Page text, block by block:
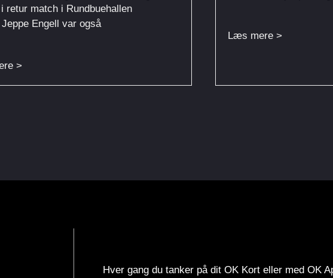
retur match i Rundbuehallen
Engell var også
>
Læs mere >
Hver gang du tanker på dit OK Kort eller med OK